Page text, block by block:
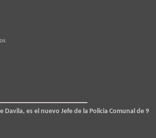
Davila, es el nuevo Jefe de la Policia Comunal de 9